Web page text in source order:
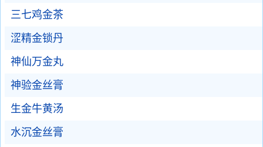
三七鸡金茶
涩精金锁丹
神仙万金丸
神验金丝膏
生金牛黄汤
水沉金丝膏